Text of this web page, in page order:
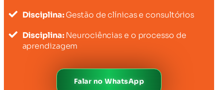
Disciplina:Gestão de clínicas e consultórios
Disciplina:Neurociências e o processo de
aprendizagem
Falar no WhatsApp